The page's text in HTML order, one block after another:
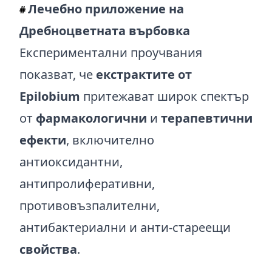
#Лечебно приложение на
Дребноцветната върбовка
Експериментални проучвания
показват, че екстрактите от
Epilobium притежават широк спектър
от фармакологични и терапевтични
ефекти, включително
антиоксидантни,
антипролиферативни,
противовъзпалителни,
антибактериални и анти-стареещи
свойства.